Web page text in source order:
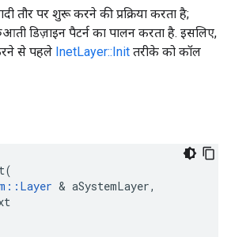
तौर पर शुरू करने की प्रक्रिया करता है;
डिज़ाइन पैटर्न का पालन करता है. इसलिए,
से पहले InetLayer::Init तरीके को कॉल
& aSystemLayer,